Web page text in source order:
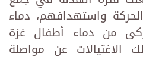
واستهدافهم، دماء
من دماء أطفال غزة
الاغتيالات عن مواصلة